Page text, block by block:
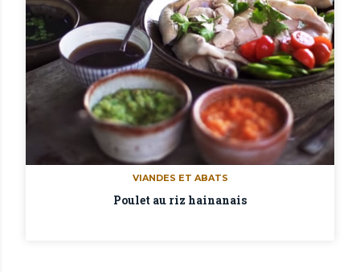
VIANDES ET ABATS
Poulet au riz hainanais